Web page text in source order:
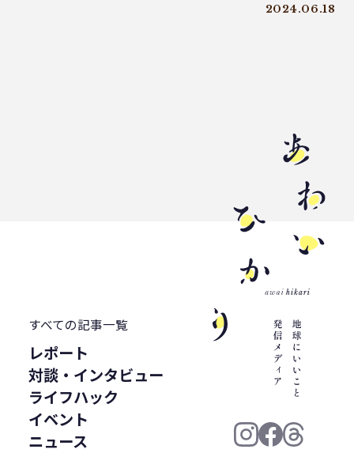
2024.06.18
すべての記事一覧
レポート
対談・インタビュー
ライフハック
イベント
ニュース